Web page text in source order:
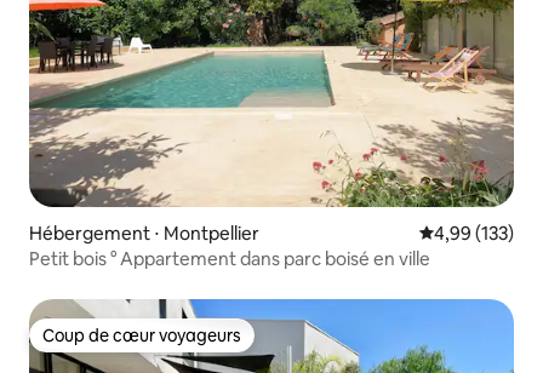
Hébergement ⋅ Montpellier Évaluation
4,99 (133)
Petit bois ° Appartement dans parc boisé en ville
Coup de cœur voyageurs
Coup de cœur voyageurs